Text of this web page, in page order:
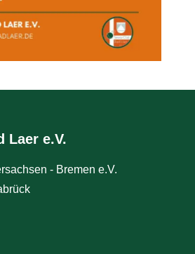
Laer e.V.
- Bremen e.V.